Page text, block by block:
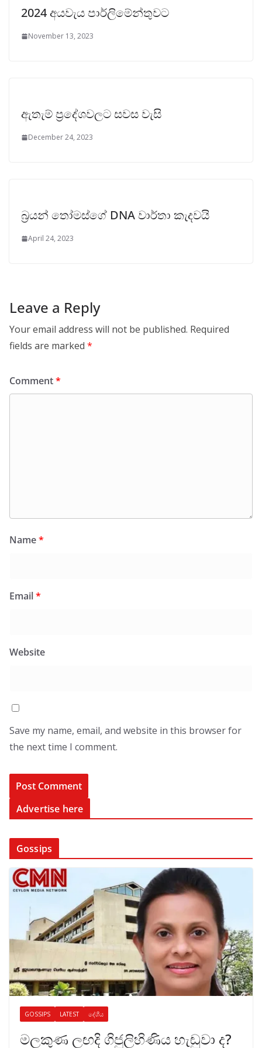
2024 අයවැය පාර්ලිමේන්තුවට
November 13, 2023
ඇතැම් ප්‍රදේශවලට සවස වැසි
December 24, 2023
බ්‍රයන් ‌තෝමස්ගේ DNA වාර්තා කැදවයි
April 24, 2023
Leave a Reply
Your email address will not be published. Required
fields are marked *
Comment*
Name*
Email*
Website
Save my name, email, and website in this browser for
the next time I comment.
Advertise here
Gossips
GOSSIPS LATEST දේශීය
මලකුණ ලඟදි ගිජුලිහිණිය හැඬුවා ද?